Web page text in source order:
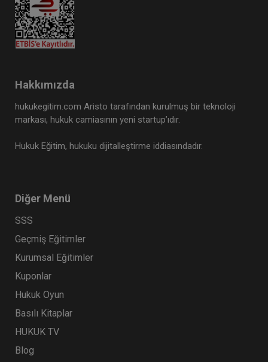
Hukuk TV
Hukuka İlişkin Kararlar
Hukuk TV
Hakkımızda
hukukegitim.com Aristo tarafından kurulmuş bir teknoloji
markası, hukuk camiasının yeni startup’ıdır.
Hukuk Eğitim, hukuku dijitalleştirme iddiasındadır.
Diğer Menü
SSS
Geçmiş Eğitimler
Kurumsal Eğitimler
Kuponlar
Hukuk Oyun
Basılı Kitaplar
HUKUK TV
Blog